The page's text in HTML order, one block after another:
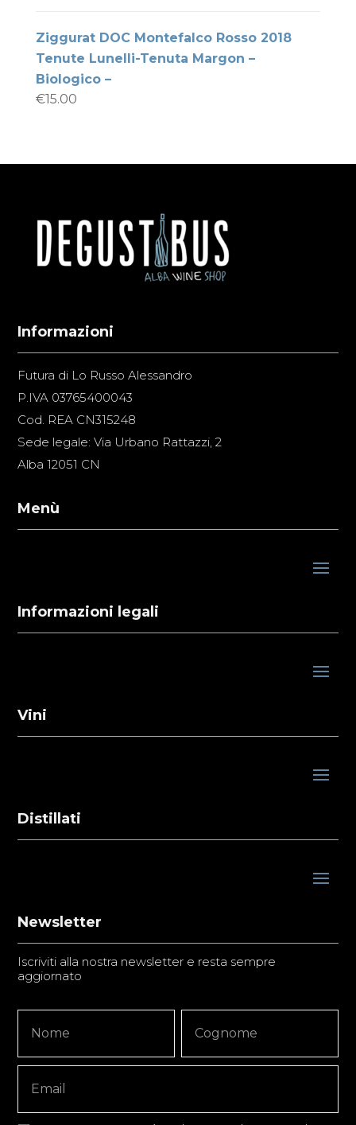
Ziggurat DOC Montefalco Rosso 2018
Tenute Lunelli-Tenuta Margon –
Biologico –
€15.00
Informazioni
Futura di Lo Russo Alessandro
P.IVA 03765400043
Cod. REA CN315248
Sede legale: Via Urbano Rattazzi, 2
Alba 12051 CN
Menù
Informazioni legali
Vini
Distillati
Newsletter
Iscriviti alla nostra newsletter e resta sempre
aggiornato
Signup
Copy